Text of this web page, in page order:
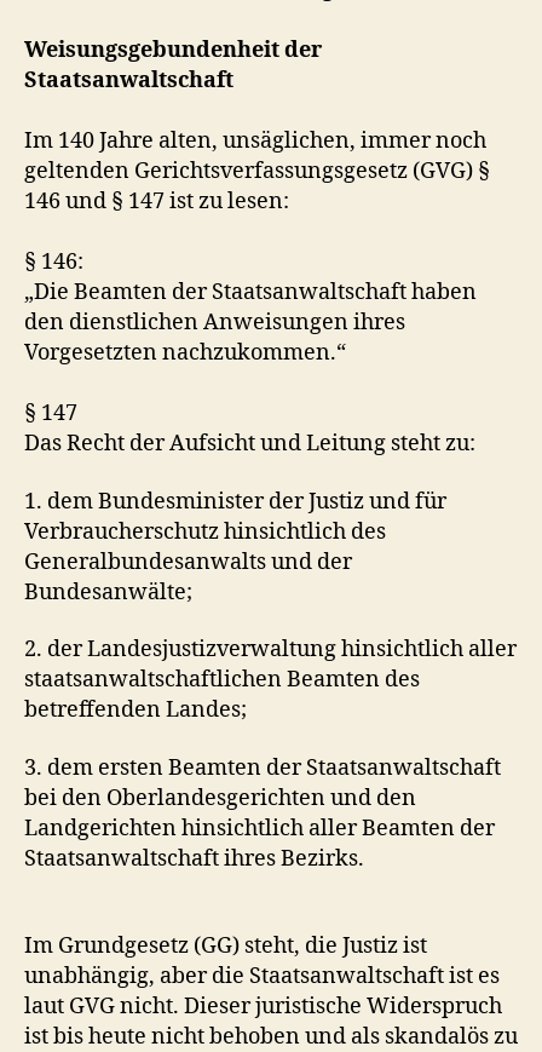
Weisungsgebundenheit der
Staatsanwaltschaft
Im 140 Jahre alten, unsäglichen, immer noch
geltenden Gerichtsverfassungsgesetz (GVG) §
146 und § 147 ist zu lesen:
§ 146:
„Die Beamten der Staatsanwaltschaft haben
den dienstlichen Anweisungen ihres
Vorgesetzten nachzukommen.“
§ 147
Das Recht der Aufsicht und Leitung steht zu:
1. dem Bundesminister der Justiz und für
Verbraucherschutz hinsichtlich des
Generalbundesanwalts und der
Bundesanwälte;
2. der Landesjustizverwaltung hinsichtlich aller
staatsanwaltschaftlichen Beamten des
betreffenden Landes;
3. dem ersten Beamten der Staatsanwaltschaft
bei den Oberlandesgerichten und den
Landgerichten hinsichtlich aller Beamten der
Staatsanwaltschaft ihres Bezirks.
Im Grundgesetz (GG) steht, die Justiz ist
unabhängig, aber die Staatsanwaltschaft ist es
laut GVG nicht. Dieser juristische Widerspruch
ist bis heute nicht behoben und als skandalös zu